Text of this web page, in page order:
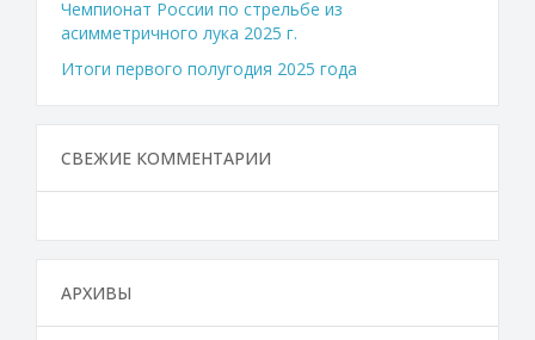
Чемпионат России по стрельбе из
асимметричного лука 2025 г.
Итоги первого полугодия 2025 года
СВЕЖИЕ КОММЕНТАРИИ
АРХИВЫ